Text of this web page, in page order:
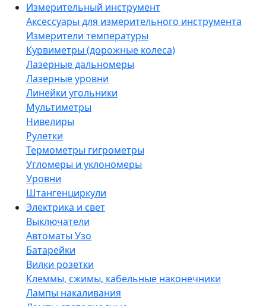
Измерительный инструмент
Аксессуары для измерительного инструмента
Измерители температуры
Курвиметры (дорожные колеса)
Лазерные дальномеры
Лазерные уровни
Линейки угольники
Мультиметры
Нивелиры
Рулетки
Термометры гигрометры
Угломеры и уклономеры
Уровни
Штангенциркули
Электрика и свет
Выключатели
Автоматы Узо
Батарейки
Вилки розетки
Клеммы, сжимы, кабельные наконечники
Лампы накаливания